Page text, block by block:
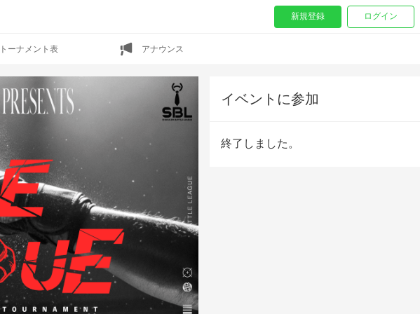
イベントに参加
終了しました。
トーナメント表 アナウンス
新規登録 ログイン